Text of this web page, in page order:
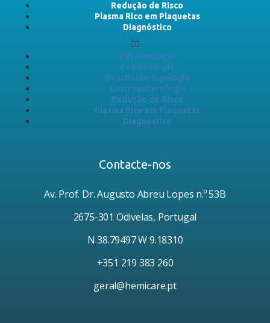
Redução de Risco
Plasma Rico em Plaquetas
Diagnóstico
Oftalmologia
Pneumologia
Otorrinolaringologia
Gastroenterologia
Redução de Risco
Plasma Rico em Plaquetas
Diagnóstico
Contacte-nos
Av. Prof. Dr. Augusto Abreu Lopes n.º 53B
2675-301 Odivelas, Portugal
N 38.79497 W 9.18310
+351 219 383 260
geral@hemicare.pt